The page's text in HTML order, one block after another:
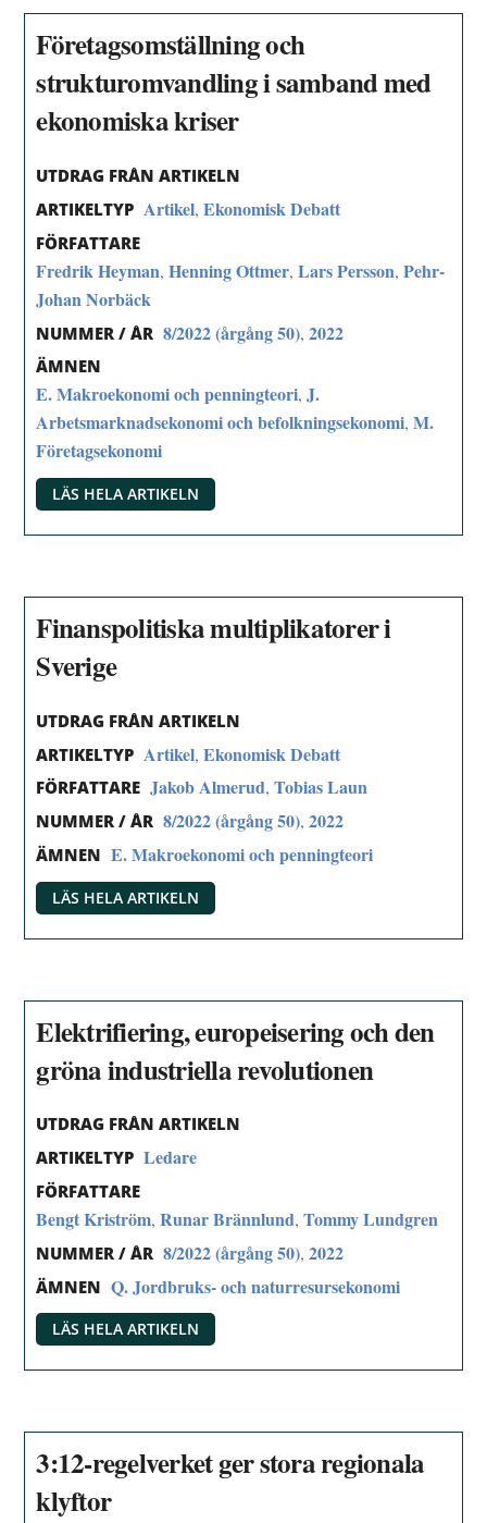
Företagsomställning och
strukturomvandling i samband med
ekonomiska kriser
UTDRAG FRÅN ARTIKELN
ARTIKELTYP Artikel,Ekonomisk Debatt
FÖRFATTARE
Fredrik Heyman,Henning Ottmer,Lars Persson,Pehr-
Johan Norbäck
NUMMER / ÅR 8/2022 (årgång 50),2022
ÄMNEN
E. Makroekonomi och penningteori,J.
Arbetsmarknadsekonomi och befolkningsekonomi,M.
Företagsekonomi
LÄS HELA ARTIKELN
Finanspolitiska multiplikatorer i
Sverige
UTDRAG FRÅN ARTIKELN
ARTIKELTYP Artikel,Ekonomisk Debatt
FÖRFATTARE Jakob Almerud,Tobias Laun
NUMMER / ÅR 8/2022 (årgång 50),2022
ÄMNEN E. Makroekonomi och penningteori
LÄS HELA ARTIKELN
Elektrifiering, europeisering och den
gröna industriella revolutionen
UTDRAG FRÅN ARTIKELN
ARTIKELTYP Ledare
FÖRFATTARE
Bengt Kriström,Runar Brännlund,Tommy Lundgren
NUMMER / ÅR 8/2022 (årgång 50),2022
ÄMNEN Q. Jordbruks- och naturresursekonomi
LÄS HELA ARTIKELN
3:12-regelverket ger stora regionala
klyftor